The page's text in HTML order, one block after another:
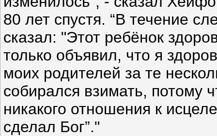
80 лет спустя. “В течение
сказал: "Этот ребёнок
только объявил, что я
моих родителей за те
собирался взимать, потому
никакого отношения к
сделал Бог”."